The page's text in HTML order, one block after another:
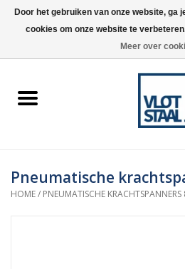
spanners
Pneumatische
HOME/ PNEUMATISCHE KRACHTSPANNERS
Door het gebruiken van onze website, ga
cookies om onze website te
Meer over